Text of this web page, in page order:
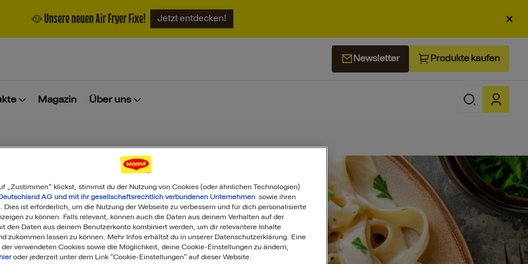
🥘 Unsere neuen Air Fryer Fixe! Jetzt entdecken! ×
Newsletter Produkte kaufen
Magazin Über uns
„Zustimmen“ klickst, stimmst du der Nutzung von Cookies (oder ähnlichen Technologien)
AG und mit ihr gesellschaftsrechtlich verbundenen Unternehmen sowie ihren
Dies ist erforderlich, um die Nutzung der Webseite zu verbessern und für dich personalisierte
zu können. Falls relevant, können auch die Daten aus deinem Verhalten auf der
den Daten aus deinem Benutzerkonto kombiniert werden, um dir relevantere Inhalte
zukommen lassen zu können. Mehr Infos erhältst du in unserer Datenschutzerklärung. Eine
verwendeten Cookies sowie die Möglichkeit, deine Cookie-Einstellungen zu ändern,
hieroder jederzeit unter dem Link "Cookie-Einstellungen" auf dieser Website.